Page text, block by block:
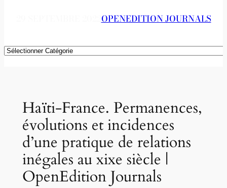
OPENEDITION JOURNALS
Catégories
Haïti-France. Permanences,
évolutions et incidences
d’une pratique de relations
inégales au xixe siècle |
OpenEdition Journals